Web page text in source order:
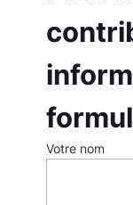
Votre nom